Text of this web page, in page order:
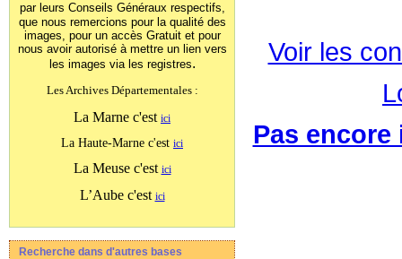
par leurs Conseils Généraux respectifs,
que nous remercions pour la qualité des
images, pour un accès Gratuit et pour
nous avoir autorisé à mettre un lien vers
les images via les registres.
Les Archives Départementales :
La Marne c'est ici
La Haute-Marne c'est ici
La Meuse c'est ici
L’Aube c'est ici
Recherche dans d'autres bases
Voir les
Pas